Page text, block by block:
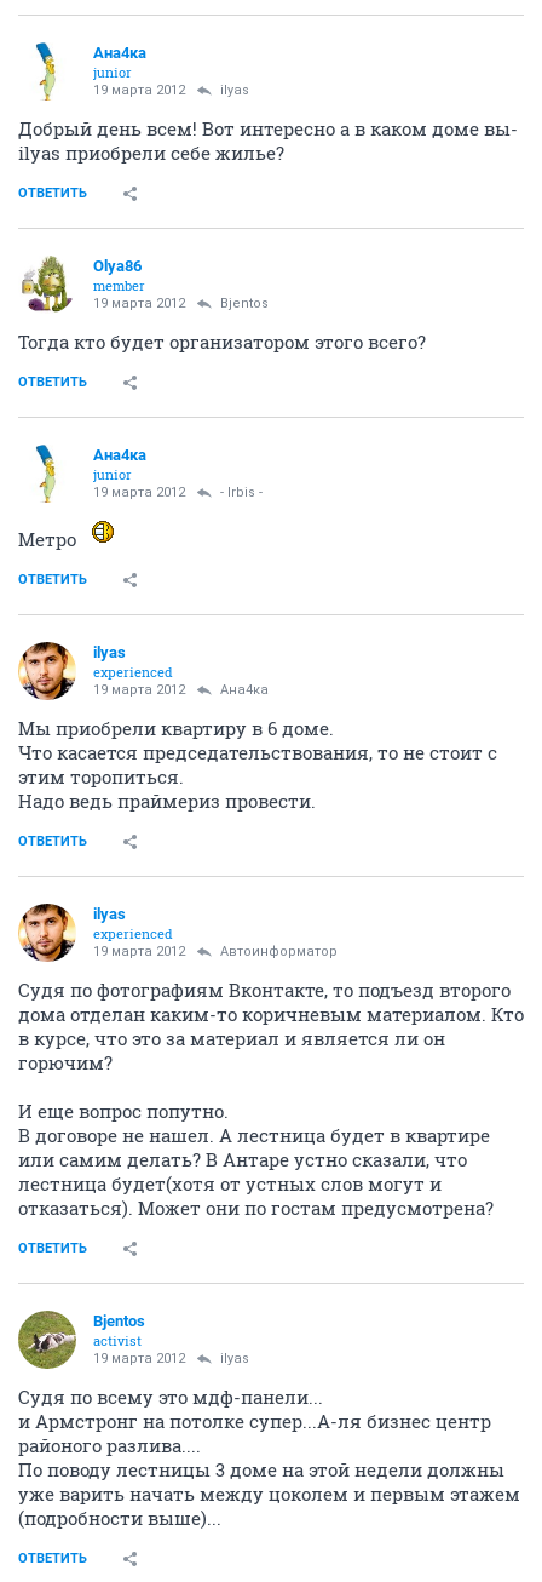
Ана4ка
junior
19 марта 2012 ilyas
Добрый день всем! Вот интересно а в каком доме вы-
ilyas приобрели себе жилье?
ОТВЕТИТЬ
Olya86
member
19 марта 2012 Bjentos
Тогда кто будет организатором этого всего?
ОТВЕТИТЬ
Ана4ка
junior
19 марта 2012 - Irbis -
Метро
ОТВЕТИТЬ
ilyas
experienced
19 марта 2012 Ана4ка
Мы приобрели квартиру в 6 доме.
Что касается председательствования, то не стоит с
этим торопиться.
Надо ведь праймериз провести.
ОТВЕТИТЬ
ilyas
experienced
19 марта 2012 Автоинформатор
Судя по фотографиям Вконтакте, то подъезд второго
дома отделан каким-то коричневым материалом. Кто
в курсе, что это за материал и является ли он
горючим?
И еще вопрос попутно.
В договоре не нашел. А лестница будет в квартире
или самим делать? В Антаре устно сказали, что
лестница будет(хотя от устных слов могут и
отказаться). Может они по гостам предусмотрена?
ОТВЕТИТЬ
Bjentos
activist
19 марта 2012 ilyas
Судя по всему это мдф-панели...
и Армстронг на потолке супер...А-ля бизнес центр
районого разлива....
По поводу лестницы 3 доме на этой недели должны
уже варить начать между цоколем и первым этажем
(подробности выше)...
ОТВЕТИТЬ